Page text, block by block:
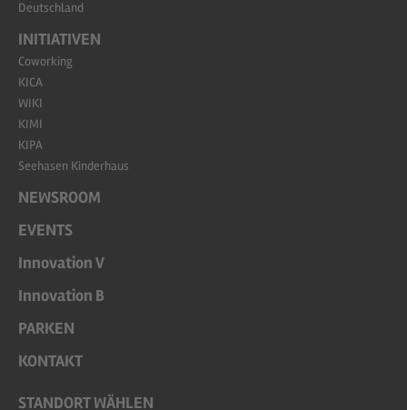
Deutschland
INITIATIVEN
Coworking
KICA
WIKI
KIMI
KIPA
Seehasen Kinderhaus
NEWSROOM
EVENTS
Innovation V
Innovation B
PARKEN
KONTAKT
STANDORT WÄHLEN